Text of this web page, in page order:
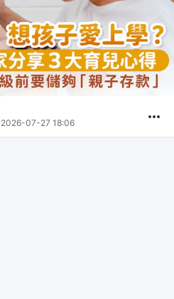
2026-07-27 18:06